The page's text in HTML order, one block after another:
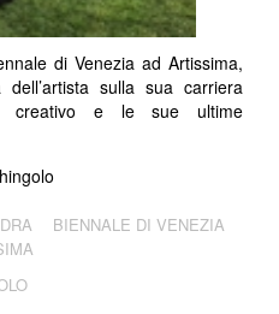
di Venezia ad Artissima,
sulla sua carriera
creativo e le sue ultime
BIENNALE DI VENEZIA